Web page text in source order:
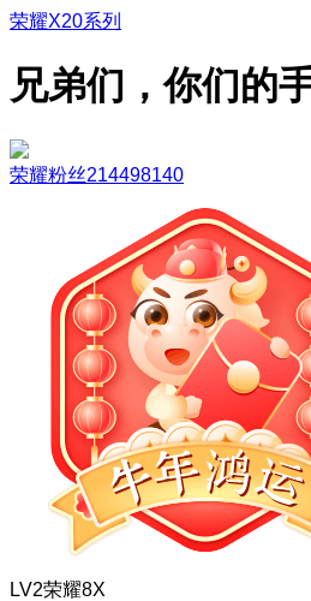
荣耀X20系列
兄弟们，你们的
荣耀粉丝214498140
LV2荣耀8X